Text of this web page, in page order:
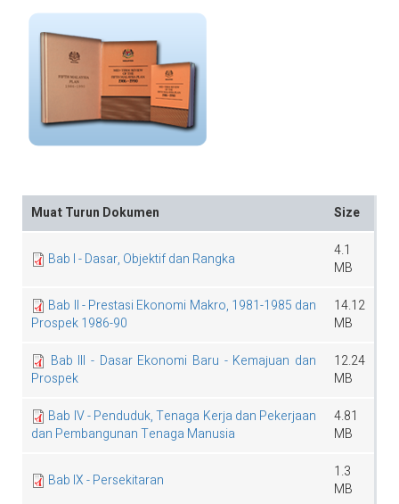
Muat Turun Dokumen Size
Bab I - Dasar, Objektif dan Rangka
4.1
MB
Bab II - Prestasi Ekonomi Makro, 1981-1985 dan
Prospek 1986-90
14.12
MB
Bab III - Dasar Ekonomi Baru - Kemajuan dan
Prospek
12.24
MB
Bab IV - Penduduk, Tenaga Kerja dan Pekerjaan
dan Pembangunan Tenaga Manusia
4.81
MB
Bab IX - Persekitaran
1.3
MB